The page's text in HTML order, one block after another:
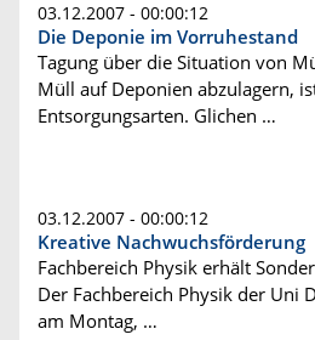
03.12.2007 - 00:00:12
Die Deponie im Vorruhestand
Tagung über die Situation von
Müll auf Deponien abzulagern,
Entsorgungsarten. Glichen …
03.12.2007 - 00:00:12
Kreative Nachwuchsförderung
Fachbereich Physik erhält
Der Fachbereich Physik der Uni
am Montag, …